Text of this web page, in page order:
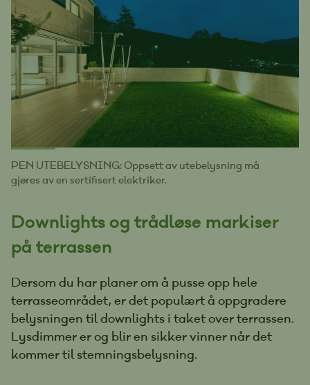
PEN UTEBELYSNING: Oppsett av utebelysning må
gjøres av en sertifisert elektriker.
Downlights og trådløse markiser
på terrassen
Dersom du har planer om å pusse opp hele
terrasseområdet, er det populært å oppgradere
belysningen til downlights i taket over terrassen.
Lysdimmer er og blir en sikker vinner når det
kommer til stemningsbelysning.